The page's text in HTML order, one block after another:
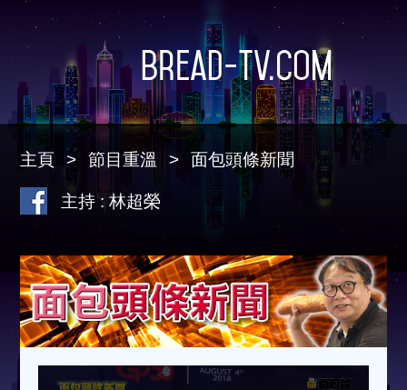
Bread-TV.com
主頁 節目重溫 面包頭條新聞
主持 : 林超榮